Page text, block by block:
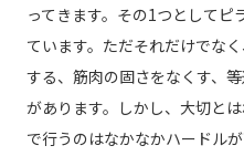
ってきます。その1つとしてピ
ています。ただそれだけでな
する、筋肉の固さをなくす、
があります。しかし、大切と
で行うのはなかなかハードル